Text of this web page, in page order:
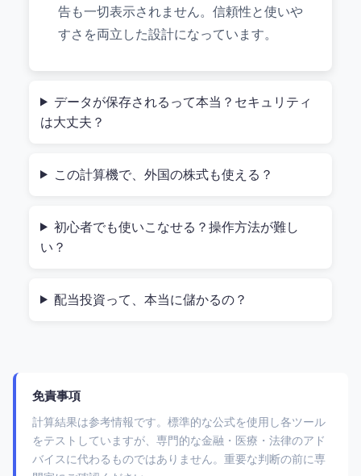
の安定企業（例：キヤノン、トヨタ）の株を買う
と、年に1回または4回、決算後に「配当金」として
れが魅力です。
ですよね？
「税金はどれくらいかかるんだろう？」
そんな疑問を、 1分以内に解決するのがこの計算機の
実際に使うときの流れ：初心者で
も安心・直感的
告も一切表示されません。信頼性と使いや
すさを両立した設計になっています。
データが保存されるって本当？セキュリティ
は大丈夫？
この計算機で、外国の株式も使える？
初心者でも使いこなせる？操作方法が難し
い？
配当投資って、本当に儲かるの？
免責事項
計算結果は参考情報です。標準的な公式を使用し各ツール
をテストしていますが、専門的な金融・医療・法律のアド
バイスに代わるものではありません。重要な判断の前に専